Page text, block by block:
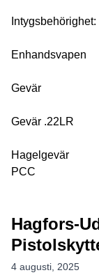
Intygsbehörighet:
Enhandsvapen
Gevär
Gevär .22LR
Hagelgevär
PCC
Hagfors-
4 augusti, 2025